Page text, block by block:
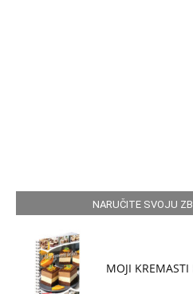
NARUČITE SVOJU
MOJI KREMASTI